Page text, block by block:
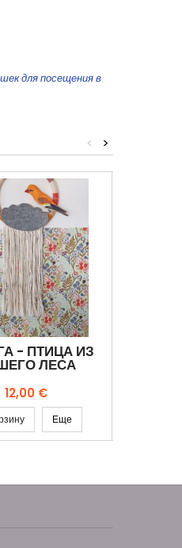
для посещения в
>
<
- ПТИЦА ИЗ
ЛЕСА
Цена
12,00 €
Еще